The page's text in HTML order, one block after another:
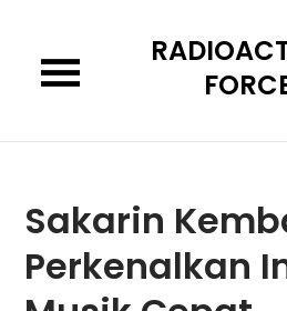
content
Sakarin
Perkenalkan